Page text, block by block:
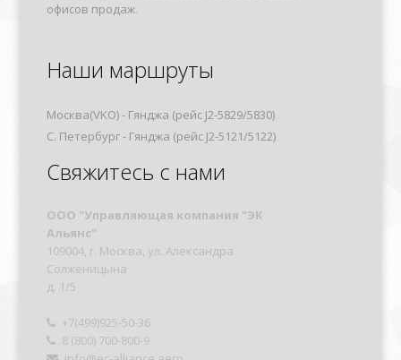
офисов продаж.
Наши маршруты
Москва(VKO) - Гянджа (рейс J2-5829/5830)
С. Петербург - Гянджа (рейс J2-5121/5122)
Свяжитесь с нами
OOO "Управляющая компания "ЭК
Альянс"
109004, г. Москва, ул. Александра
Солженицына
д. 1/5
+7(499)925-50-36
8 (800) 700-800-9